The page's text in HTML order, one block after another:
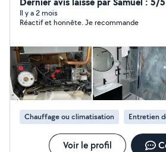
Il y a 2 mois
Réactif et honnête. Je recommande
Chauffage ou climatisation Entretien
Voir le profil